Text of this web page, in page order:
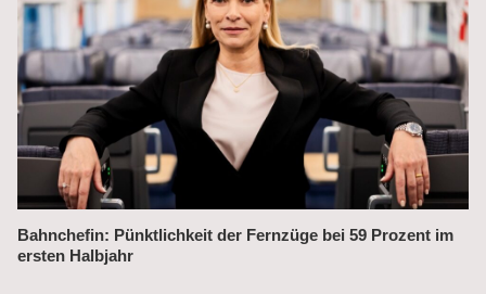
Alex fährt bis 2031 weiter auf der Strecke München–Prag